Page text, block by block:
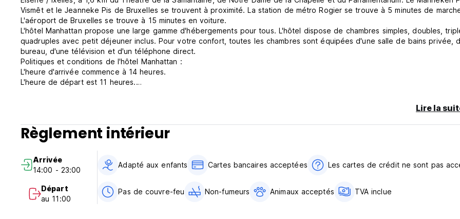
Vismêt et le Jeanneke Pis de Bruxelles se trouvent à proximité. La station de métro Rogier se trouve à 5 minutes de
L'aéroport de Bruxelles se trouve à 15 minutes en voiture.
L'hôtel Manhattan propose une large gamme d'hébergements pour tous. L'hôtel dispose de chambres simples, doubles,
quadruples avec petit déjeuner inclus. Pour votre confort, toutes les chambres sont équipées d'une salle de bains privée,
bureau, d'une télévision et d'un téléphone direct.
Politiques et conditions de l'hôtel Manhattan :
L'heure d'arrivée commence à 14 heures.
L'heure de départ est 11 heures.
Les taxes sont incluses.
Petit déjeuner inclus.
Généralités :
Pas de couvre-feu.
Les enfants sont les bienvenus. Tous les enfants de moins de 3 ans peuvent séjourner gratuitement en utilisant la literie
disponible.
Il n'y a pas de lit d'appoint dans les chambres.
Des lits bébé sont disponibles pour 10 euros par jour.
Lire la
Règlement intérieur
Arrivée
14:00 - 23:00
Départ
au 11:00
Adapté aux enfants Cartes bancaires acceptées Les cartes de crédit ne sont pas
Pas de couvre-feu Non-fumeurs Animaux acceptés TVA inclue